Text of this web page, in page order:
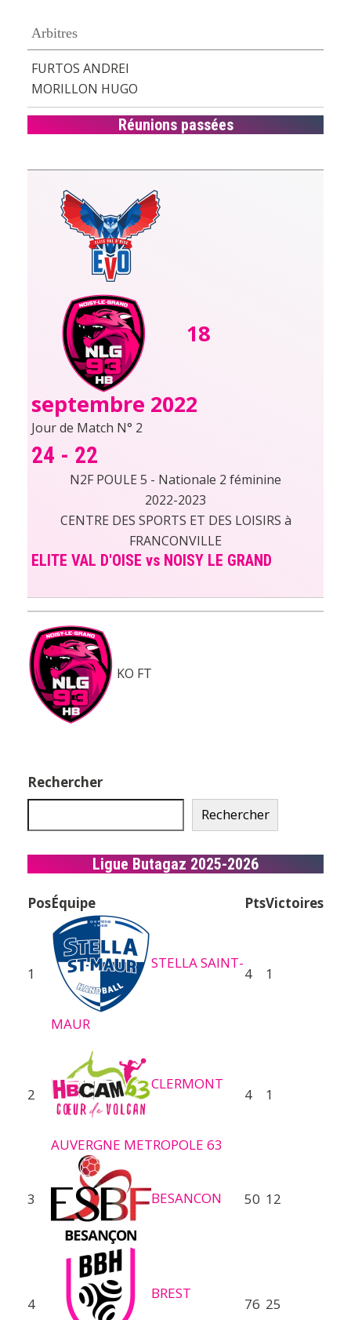
Arbitres
FURTOS ANDREI
MORILLON HUGO
Réunions passées
18
septembre 2022
Jour de Match N° 2
24 - 22
N2F POULE 5 - Nationale 2 féminine
2022-2023
CENTRE DES SPORTS ET DES LOISIRS à
FRANCONVILLE
ELITE VAL D'OISE vs NOISY LE GRAND
KO FT
Rechercher
Rechercher
Ligue Butagaz 2025-2026
PosÉquipe PtsVictoires
1
STELLA SAINT-
MAUR
4 1
2
CLERMONT
AUVERGNE METROPOLE 63
4 1
3 BESANCON 50 12
4
BREST
76 25